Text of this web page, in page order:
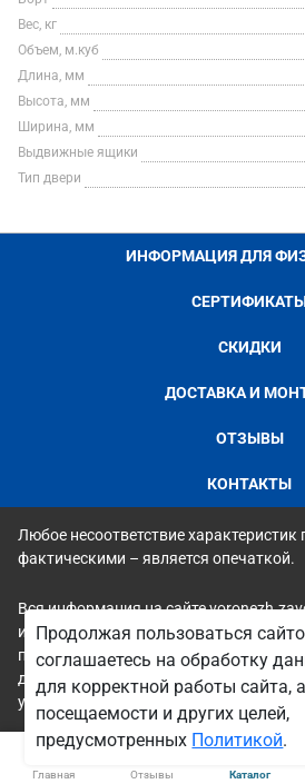
Вес, кг
Объем, м.куб
Длина, мм
Высота, мм
Ширина, мм
Выдвижные ящики
Тип двери
ИНФОРМАЦИЯ ДЛЯ
СКИДКИ
ДОСТАВКА И
ОТЗЫВЫ
КОНТАКТЫ
Любое несоответствие характеристик
фактическими – является опечаткой.
Вся информация на сайте
исключительно ознакомительный и
при каких условиях не является
дополнительную информацию можно
указанным на сайте.
Главная Отзывы Каталог
Продолжая пользоваться
соглашаетесь на обработку
для корректной работы сайта,
посещаемости и других целей,
предусмотренных Политикой.